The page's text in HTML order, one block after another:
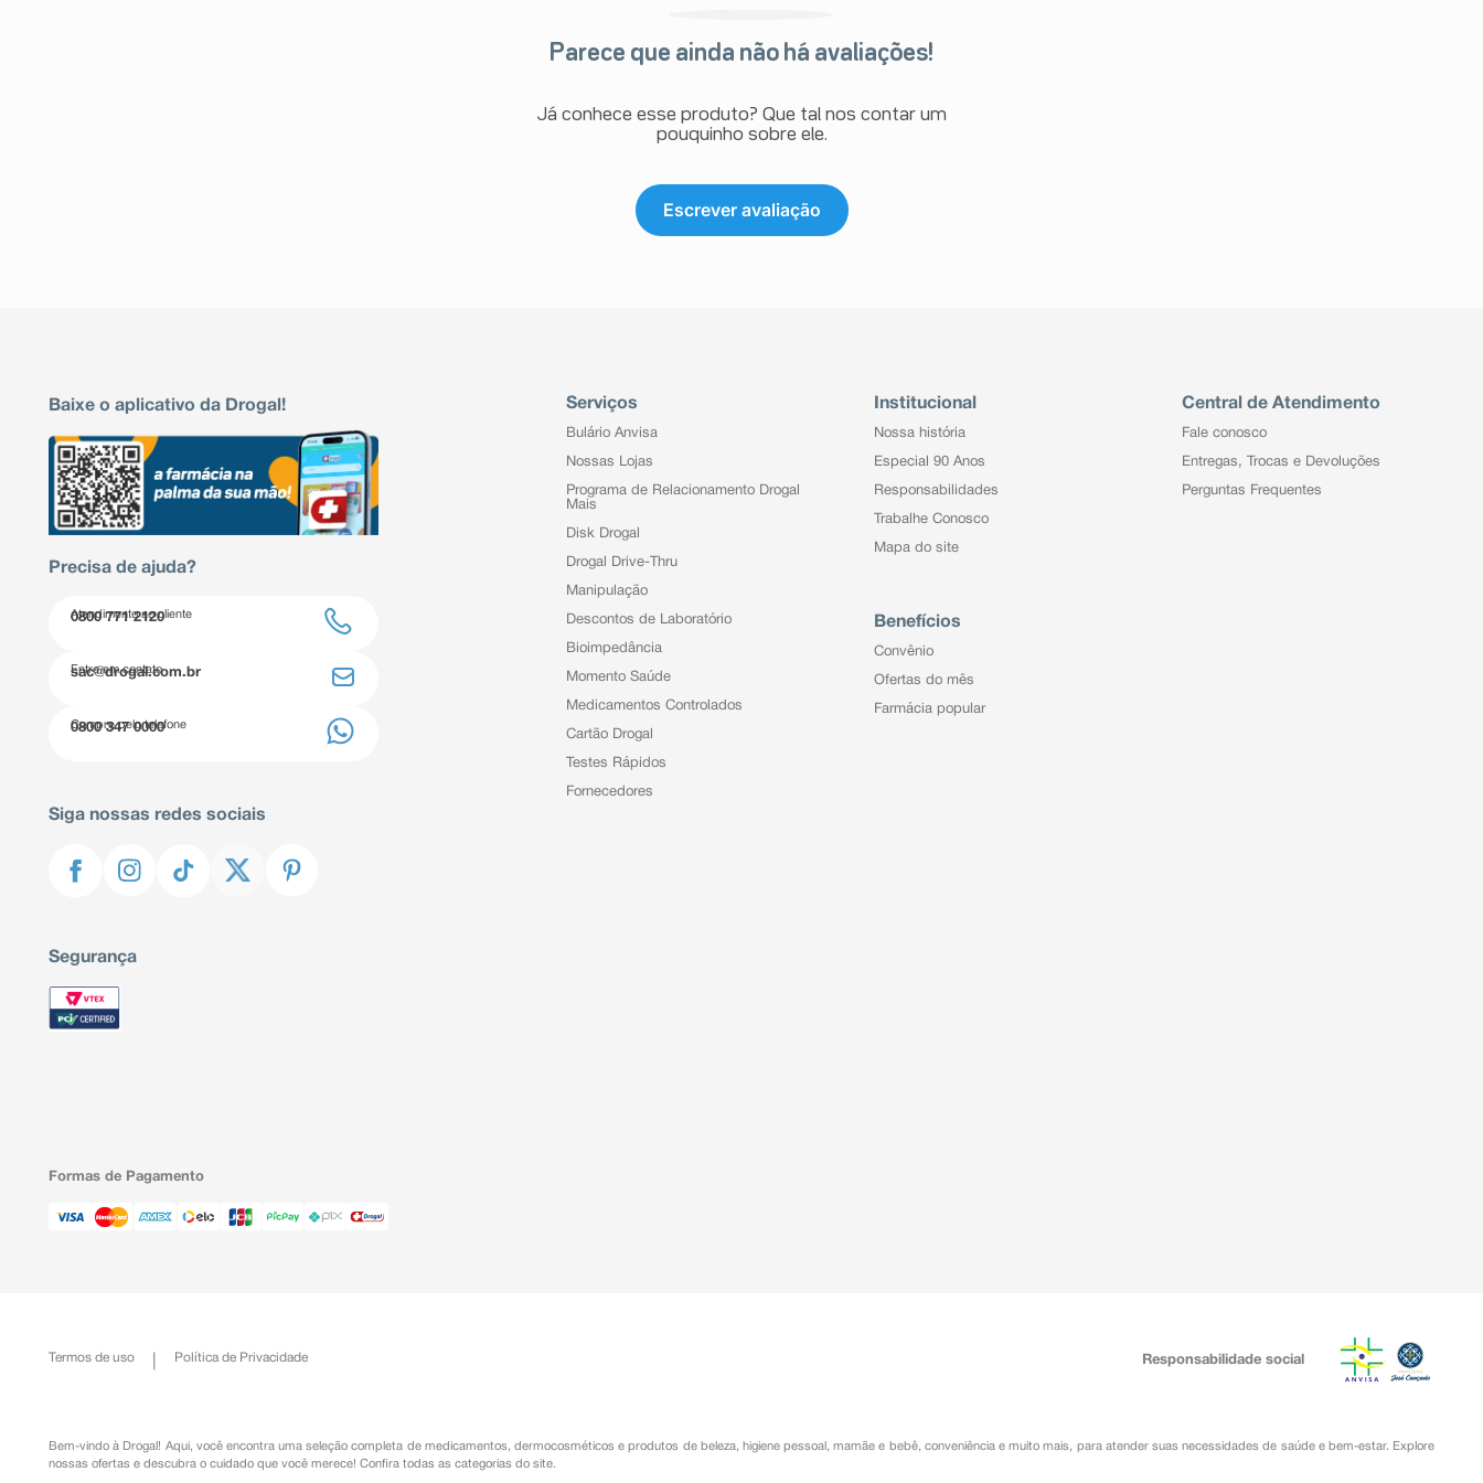
Parece que ainda não há avaliações!
Já conhece esse produto? Que tal nos contar um
pouquinho sobre ele.
Escrever avaliação
Baixe o aplicativo da Drogal!
Precisa de ajuda?
Atendimento ao cliente
0800 771 2120
Entre em contato
sac@drogal.com.br
Compre pelo telefone
0800 347 0000
Siga nossas redes sociais
Segurança
Serviços
Bulário Anvisa
Nossas Lojas
Programa de Relacionamento Drogal
Mais
Disk Drogal
Drogal Drive-Thru
Manipulação
Descontos de Laboratório
Bioimpedância
Momento Saúde
Medicamentos Controlados
Cartão Drogal
Testes Rápidos
Fornecedores
Institucional
Nossa história
Especial 90 Anos
Responsabilidades
Trabalhe Conosco
Mapa do site
Benefícios
Convênio
Ofertas do mês
Farmácia popular
Central de Atendimento
Fale conosco
Entregas, Trocas e Devoluções
Perguntas Frequentes
Formas de Pagamento
Termos de uso Política de Privacidade Responsabilidade social
Bem-vindo à Drogal! Aqui, você encontra uma seleção completa de medicamentos ,dermocosméticos e produtos de beleza, higiene pessoal ,mamãe e bebê, conveniênciae muito mais, para atender suas necessidades de saúde e bem-estar. Explore
nossas ofertas e descubra o cuidado que você merece! Confira todas as categorias do site.